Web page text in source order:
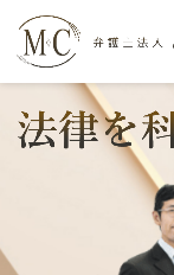
ホーム
相続・遺言
ホーム
相続・遺言